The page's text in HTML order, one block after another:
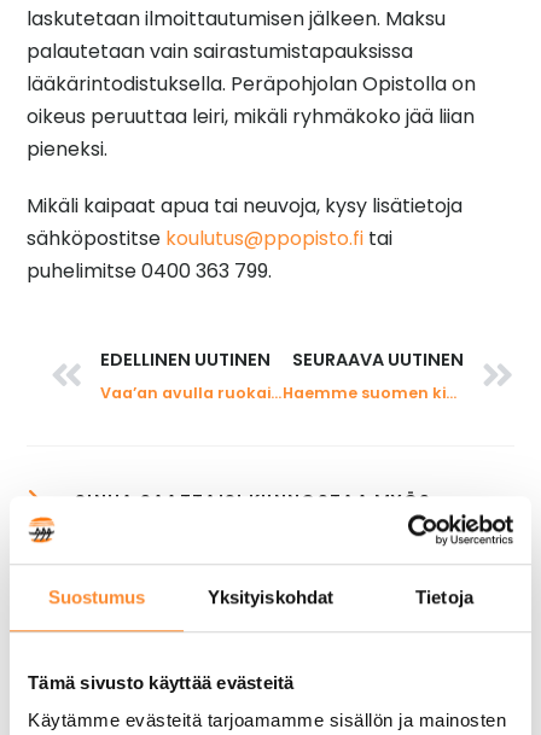
Suostumus Yksityiskohdat Tietoja
Tämä sivusto käyttää evästeitä
Käytämme evästeitä tarjoamamme sisällön ja mainosten
laskutetaan ilmoittautumisen jälkeen. Maksu
palautetaan vain sairastumistapauksissa
lääkärintodistuksella. Peräpohjolan Opistolla on
oikeus peruuttaa leiri, mikäli ryhmäkoko jää liian
pieneksi.
Mikäli kaipaat apua tai neuvoja, kysy lisätietoja
sähköpostitse koulutus@ppopisto.fi tai
puhelimitse 0400 363 799.
EDELLINEN UUTINEN
Vaa’an avulla ruokailija voi tarkistaa aterian hiilijalanjäljen
SEURAAVA UUTINEN
Haemme suomen kielen ja viestintätaitojen opettajaa